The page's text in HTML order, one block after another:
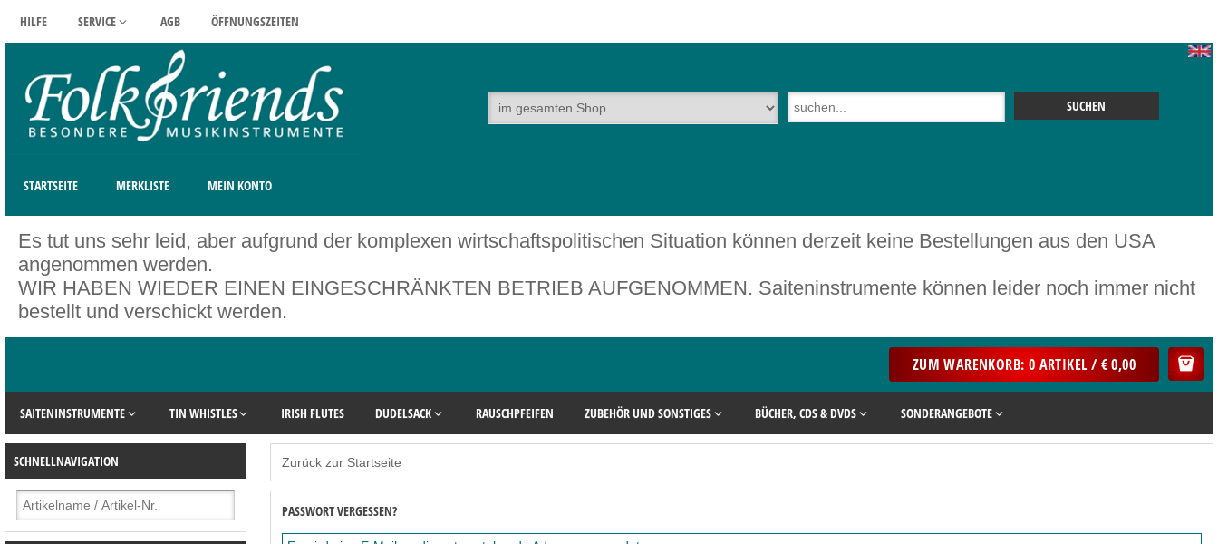
HILFE SERVICE AGB ÖFFNUNGSZEITEN
STARTSEITE MERKLISTE MEIN KONTO
Es tut uns sehr leid, aber aufgrund der komplexen wirtschaftspolitischen Situation können derzeit keine Bestellungen aus den USA
angenommen werden.
WIR HABEN WIEDER EINEN EINGESCHRÄNKTEN BETRIEB AUFGENOMMEN. Saiteninstrumente können leider noch immer nicht
bestellt und verschickt werden.
ZUM WARENKORB: 0 ARTIKEL / € 0,00
SAITENINSTRUMENTE TIN WHISTLES IRISH FLUTES DUDELSACK RAUSCHPFEIFEN ZUBEHÖR UND SONSTIGES BÜCHER, CDS & DVDS SONDERANGEBOTE
Zurück zur Startseite
PASSWORT VERGESSEN?
SCHNELLNAVIGATION